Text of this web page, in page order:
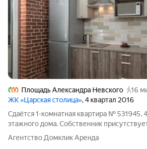
Площадь Александра Невского
16
ЖК «Царская столица», 4 квартал 2016
Сдаётся 1-комнатная квартира № 531945,
этажного дома. Собственник
Коммунальные платежи включены в
оплачиваются отдельно. По условиям
Агентство Домклик Аренда